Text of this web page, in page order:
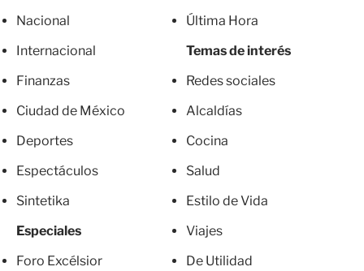
Nacional
Internacional
Finanzas
Ciudad de México
Deportes
Espectáculos
Sintetika
Especiales
Foro Excélsior
Última Hora
Temas de interés
Redes sociales
Alcaldías
Cocina
Salud
Estilo de Vida
Viajes
De Utilidad